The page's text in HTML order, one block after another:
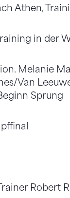
Athen,
in der
Melanie
Van
Sprung
Robert